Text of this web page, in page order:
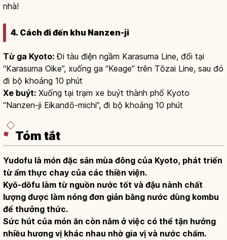
nhà!
4. Cách đi đến khu Nanzen-ji
Từ ga Kyoto: Đi tàu điện ngầm Karasuma Line, đổi tại
“Karasuma Oike”, xuống ga “Keage” trên Tōzai Line, sau đó
đi bộ khoảng 10 phút
Xe buýt: Xuống tại trạm xe buýt thành phố Kyoto
“Nanzen-ji Eikandō-michi”, đi bộ khoảng 10 phút
Tóm tắt
Yudofu là món đặc sản mùa đông của Kyoto, phát triển
từ ẩm thực chay của các thiền viện.
Kyō-dōfu làm từ nguồn nước tốt và đậu nành chất
lượng được làm nóng đơn giản bằng nước dùng kombu
để thưởng thức.
Sức hút của món ăn còn nằm ở việc có thể tận hưởng
nhiều hương vị khác nhau nhờ gia vị và nước chấm.